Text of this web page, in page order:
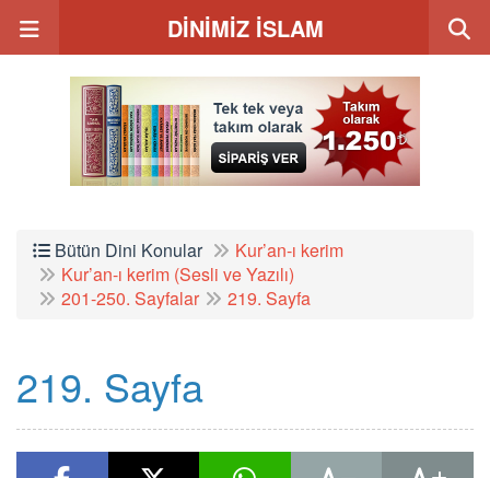
DİNİMİZ İSLAM
Bütün Dini Konular
Kur’an-ı kerim
Kur’an-ı kerim (Sesli ve Yazılı)
201-250. Sayfalar
219. Sayfa
219. Sayfa